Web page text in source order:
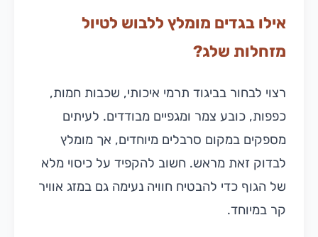
אילו בגדים מומלץ ללבוש לטיול
מזחלות שלג?
רצוי לבחור בביגוד תרמי איכותי, שכבות חמות,
כפפות, כובע צמר ומגפיים מבודדים. לעיתים
מספקים במקום סרבלים מיוחדים, אך מומלץ
לבדוק זאת מראש. חשוב להקפיד על כיסוי מלא
של הגוף כדי להבטיח חוויה נעימה גם במזג אוויר
קר במיוחד.